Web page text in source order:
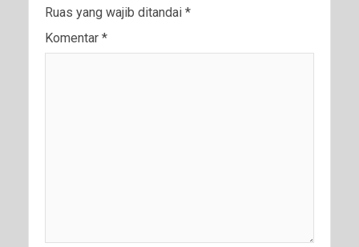
Ruas yang wajib ditandai *
Komentar *